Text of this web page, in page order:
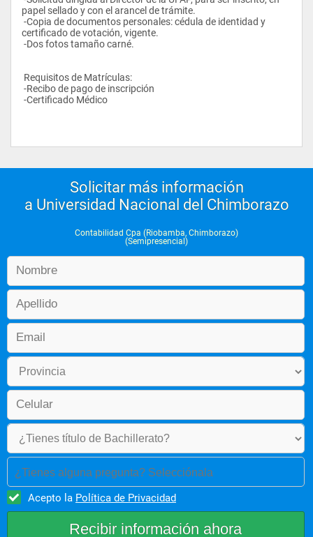
papel sellado y con el arancel de trámite.
certificado de votación, vigente.
-Dos fotos tamaño carné.
Requisitos de Matrículas:
-Recibo de pago de inscripción
-Certificado Médico
Solicitar más información
a Universidad Nacional del Chimborazo
Contabilidad Cpa (Riobamba, Chimborazo)
(Semipresencial)
¿Tienes alguna pregunta? Selecciónala
Acepto la Política de Privacidad